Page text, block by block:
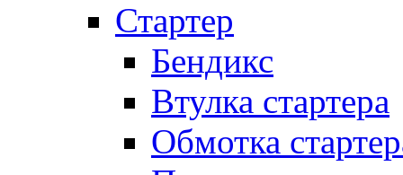
Стартер
Бендикс
Втулка стартера
Обмотка